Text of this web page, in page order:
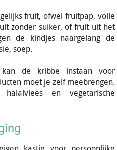
fruit, ofwel fruitpap, volle
zonder suiker, of fruit uit het
de kindjes naargelang de
soep.
kan de kribbe instaan voor
moet je zelf meebrengen.
en vegetarische